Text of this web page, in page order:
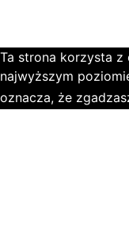
Ta strona korzysta z
najwyższym
oznacza, że